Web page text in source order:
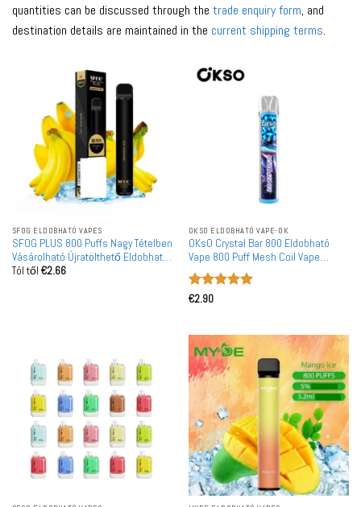
quantities can be discussed through the trade enquiry form, and
destination details are maintained in the current shipping terms.
SFOG ELDOBHATÓ VAPES
SFOG PLUS 800 Puffs Nagy Tételben
Vásárolható Újratölthető Eldobható
Vape Nagykereskedelem
Tól től €2.66
OKSO ELDOBHATÓ VAPE-OK
OKsO Crystal Bar 800 Eldobható
Vape 800 Puff Mesh Coil Vape
Nagykereskedelem
Kiskereskedelem Európai Piacra
Értékelés:
€2.90